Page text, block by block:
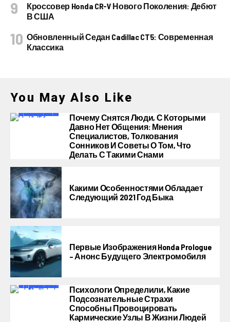
Кроссовер Honda CR-V Нового Поколения: Дебют
В США
Обновленный Седан Cadillac CT5: Современная
Классика
You May Also Like
Почему Снятся Люди, С Которыми
Давно Нет Общения: Мнения
Специалистов, Толкования
Сонников И Советы О Том, Что
Делать С Такими Снами
Какими Особенностями Обладает
Следующий 2021 Год Быка
Первые Изображения Honda Prologue
– Анонс Будущего Электромобиля
Психологи Определили, Какие
Подсознательные Страхи
Способны Провоцировать
Кармические Узлы В Жизни Людей